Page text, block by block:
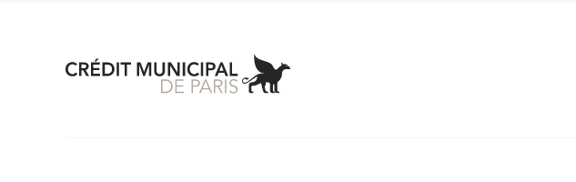
Aller à l'accueil de Crédit Municipal de Paris